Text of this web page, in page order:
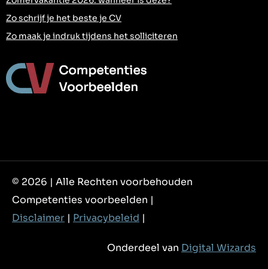
Zo schrijf je het beste je CV
Zo maak je indruk tijdens het solliciteren
© 2026 | Alle Rechten voorbehouden
Competenties voorbeelden |
Disclaimer | Privacybeleid |
Onderdeel van Digital Wizards